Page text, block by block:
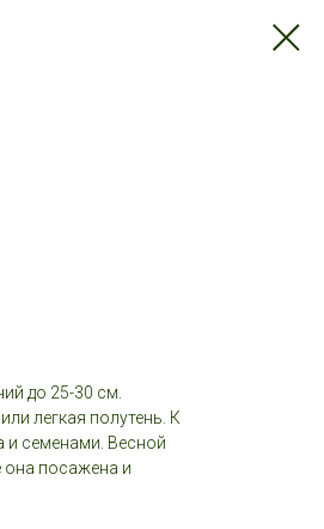
до 25-30 см.
легкая полутень. К
и семенами. Весной
она посажена и